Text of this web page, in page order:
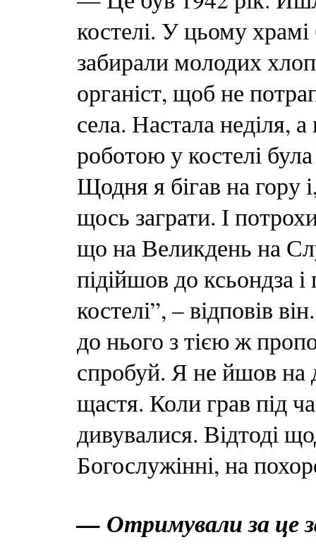
костелі. У цьому храмі
забирали молодих
органіст, щоб не
села. Настала неділя,
роботою у костелі була
Щодня я бігав на гору
щось заграти. І
що на Великдень на
підійшов до ксьондза
костелі”, – відповів
до нього з тією ж
спробуй. Я не йшов на
щастя. Коли грав під
дивувалися. Відтоді
Богослужінні, на
— Отримували за це